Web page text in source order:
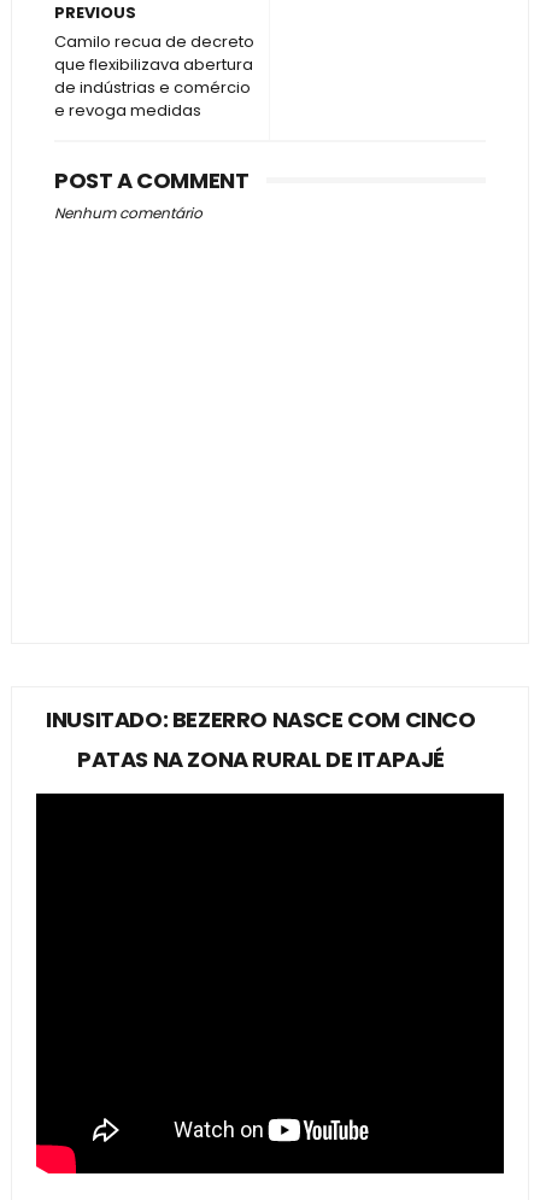
PREVIOUS
Camilo recua de decreto
que flexibilizava abertura
de indústrias e comércio
e revoga medidas
POST A COMMENT
Nenhum comentário
INUSITADO: BEZERRO NASCE COM CINCO
PATAS NA ZONA RURAL DE ITAPAJÉ